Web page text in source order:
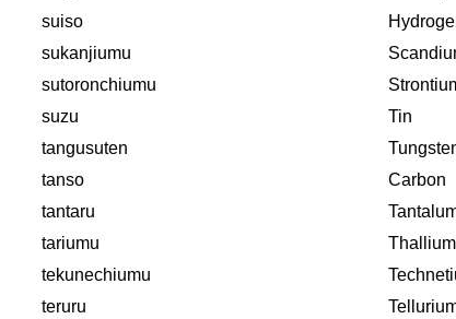
suiso
sukanjiumu
sutoronchiumu
suzu
Tin
tangusuten
tanso
Carbon
tantaru
tariumu
Thallium
tekunechiumu
teruru